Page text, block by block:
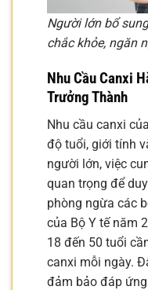
Người lớn bổ
chắc khỏe, ngăn
Nhu Cầu Canxi
Trưởng Thành
Nhu cầu canxi
độ tuổi, giới tính
người lớn, việc
quan trọng để
phòng ngừa các
của Bộ Y tế năm
18 đến 50 tuổi
canxi mỗi ngày.
đảm bảo đáp